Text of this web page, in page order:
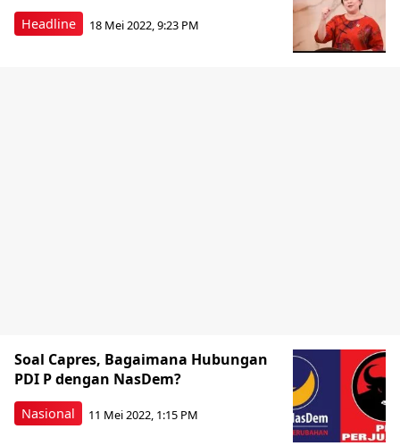
Headline 18 Mei 2022, 9:23 PM
Nasional
Soal Capres, Bagaimana Hubungan
PDI P dengan NasDem?
11 Mei 2022, 1:15 PM